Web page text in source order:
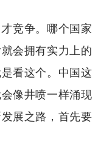
竞争。哪个国家
会拥有实力上的
看这个。中国这
像井喷一样涌现
展之路，首先要